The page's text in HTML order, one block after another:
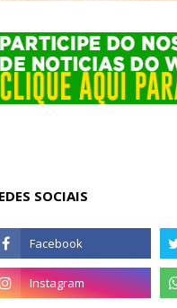
SOCIAIS